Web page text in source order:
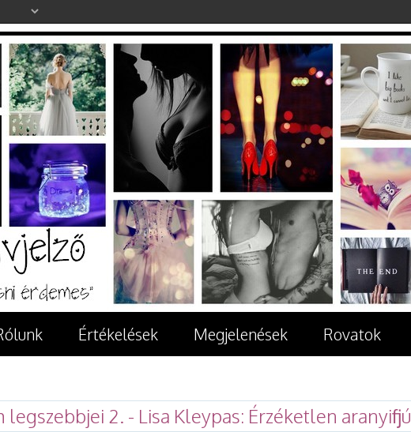
Értékelések Megjelenések Rovatok
legszebbjei 2. - Lisa Kleypas: Érzéketlen aranyifjú